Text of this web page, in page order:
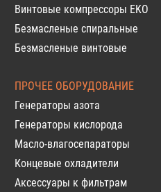
Винтовые компрессоры EKO
Безмасленые спиральные
Безмасленые винтовые
ПРОЧЕЕ ОБОРУДОВАНИЕ
Генераторы азота
Генераторы кислорода
Масло-влагосепараторы
Концевые охладители
Аксессуары к фильтрам